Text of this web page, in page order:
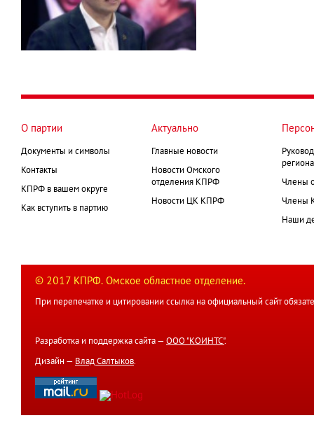
О партии
Документы и символы
Контакты
КПРФ в вашем округе
Как вступить в партию
Актуально
Главные новости
Новости Омского
отделения КПРФ
Новости ЦК КПРФ
Члены
Члены
Наши
© 2017 КПРФ. Омское областное отделение.
При перепечатке и цитировании ссылка на официальный сайт
Разработка и поддержка сайта — ООО "КОИНТС".
Дизайн — Влад Салтыков.